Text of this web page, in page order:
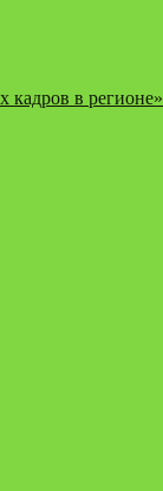
кадров в регионе»